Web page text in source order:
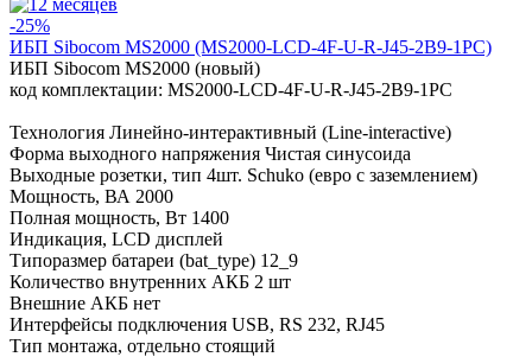
-25%
ИБП Sibocom MS2000 (MS2000-LCD-4F-U-R-J45-2B9-1PC)
ИБП Sibocom MS2000 (новый)
код комплектации: MS2000-LCD-4F-U-R-J45-2B9-1PC
Технология Линейно-интерактивный (Line-interactive)
Форма выходного напряжения Чистая синусоида
Выходные розетки, тип 4шт. Schuko (евро с заземлением)
Мощность, ВА 2000
Полная мощность, Вт 1400
Индикация, LCD дисплей
Типоразмер батареи (bat_type) 12_9
Количество внутренних АКБ 2 шт
Внешние АКБ нет
Интерфейсы подключения USB, RS 232, RJ45
Тип монтажа, отдельно стоящий